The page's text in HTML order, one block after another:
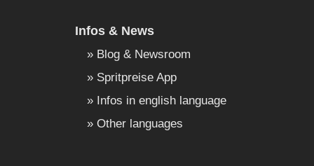
Infos & News
Blog & Newsroom
Spritpreise App
Infos in english language
Other languages